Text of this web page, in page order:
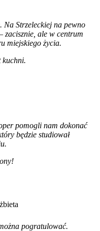
Na Strzeleckiej na pewno
zacisznie, ale w centrum
miejskiego życia.
kuchni.
pomogli nam dokonać
będzie studiował
pogratulować.